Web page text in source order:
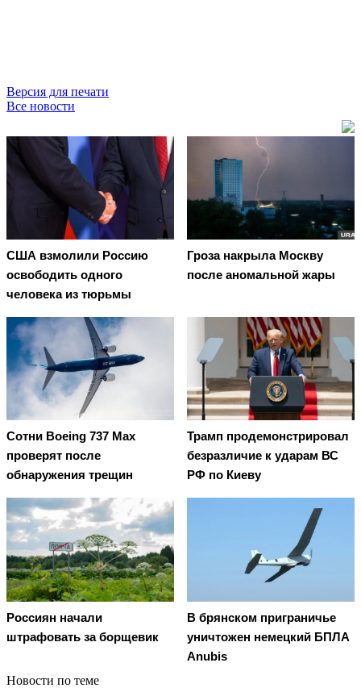
Версия для печати
Все новости
США взмолили Россию
освободить одного
человека из тюрьмы
Гроза накрыла Москву
после аномальной жары
Сотни Boeing 737 Max
проверят после
обнаружения трещин
Трамп продемонстрировал
безразличие к ударам ВС
РФ по Киеву
Россиян начали
штрафовать за борщевик
В брянском приграничье
уничтожен немецкий БПЛА
Anubis
Новости по теме